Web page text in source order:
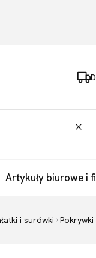
Wyczyść
Artykuły biurowe i
i surówki